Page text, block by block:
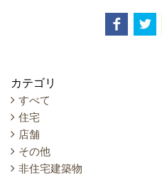
カテゴリ
すべて
住宅
店舗
その他
非住宅建築物